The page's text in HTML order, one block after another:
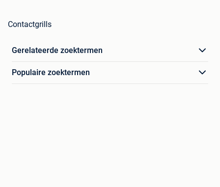
Contactgrills
Gerelateerde zoektermen
Populaire zoektermen